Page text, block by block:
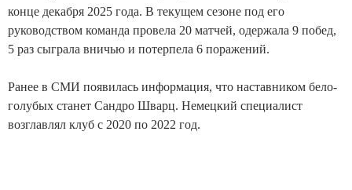
конце декабря 2025 года. В текущем сезоне под его
руководством команда провела 20 матчей, одержала 9 побед,
5 раз сыграла вничью и потерпела 6 поражений.
Ранее в СМИ появилась информация, что наставником бело-
голубых станет Сандро Шварц. Немецкий специалист
возглавлял клуб с 2020 по 2022 год.